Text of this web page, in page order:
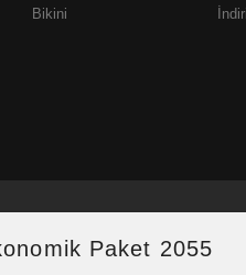
Paket 2055
Bikini